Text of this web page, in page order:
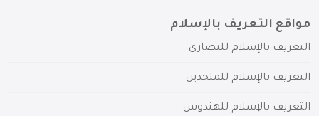
مواقع التعريف بالإسلام
التعريف بالإسلام للنصارى
التعريف بالإسلام للملحدين
التعريف بالإسلام للهندوس